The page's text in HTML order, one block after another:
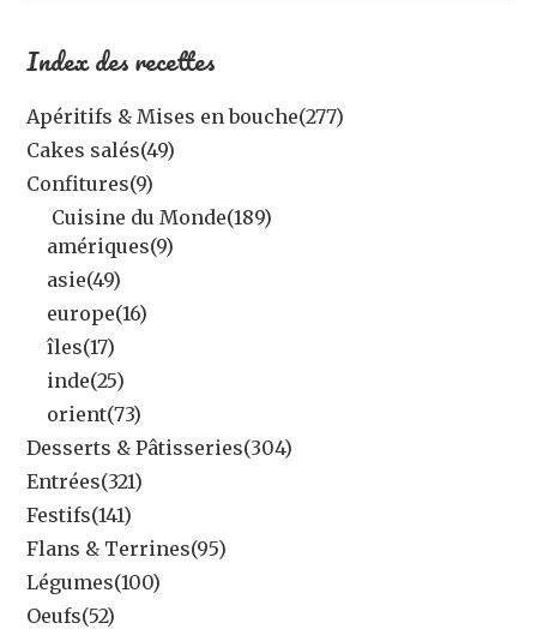
Index des recettes
Apéritifs & Mises en bouche(277)
Cakes salés(49)
Confitures(9)
Cuisine du Monde(189)
amériques(9)
asie(49)
europe(16)
îles(17)
inde(25)
orient(73)
Desserts & Pâtisseries(304)
Entrées(321)
Festifs(141)
Flans & Terrines(95)
Légumes(100)
Oeufs(52)